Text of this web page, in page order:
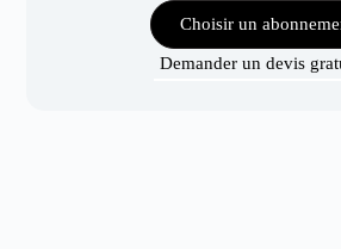
Choisir un
Demander un devis